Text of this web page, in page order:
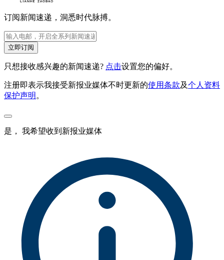
订阅新闻速递，洞悉时代脉搏。
立即订阅
只想接收感兴趣的新闻速递? 点击设置您的偏好。
注册即表示我接受新报业媒体不时更新的使用条款及个人资料
保护声明 。
是， 我希望收到新报业媒体